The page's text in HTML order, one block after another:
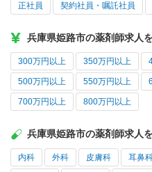
正社員 契約社員・嘱託社員
兵庫県姫路市の薬剤師求人
300万円以上 350万円以上
500万円以上 550万円以上
700万円以上 800万円以上
兵庫県姫路市の薬剤師求人
内科 外科 皮膚科 耳鼻